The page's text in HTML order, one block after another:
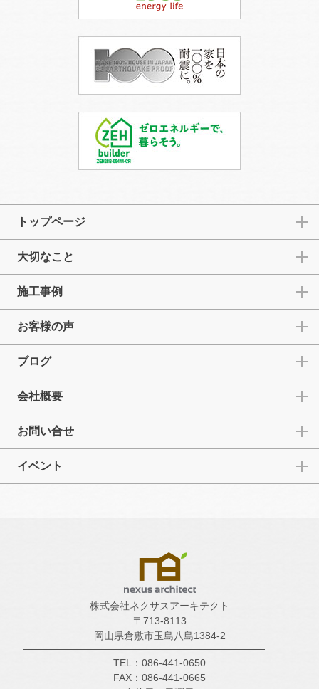
トップページ
大切なこと
施工事例
お客様の声
ブログ
会社概要
お問い合せ
イベント
株式会社ネクサスアーキテクト
〒713-8113
岡山県倉敷市玉島八島1384-2
TEL：086-441-0650
FAX：086-441-0665